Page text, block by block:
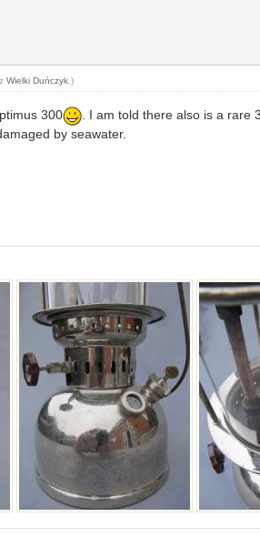
Wielki Duńczyk .)
300
. I am told there also is a rare
by seawater.